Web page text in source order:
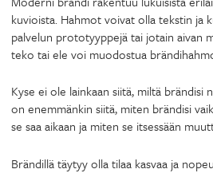
kuvioista. Hahmot voivat olla tekstin ja
palvelun prototyyppejä tai jotain aivan
teko tai ele voi muodostua
Kyse ei ole lainkaan siitä, miltä brändisi
on enemmänkin siitä, miten brändisi
se saa aikaan ja miten se itsessään
Brändillä täytyy olla tilaa kasvaa ja